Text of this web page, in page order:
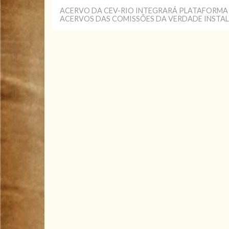
ACERVO DA CEV-RIO INTEGRARÁ
ACERVOS DAS COMISSÕES DA VERDADE